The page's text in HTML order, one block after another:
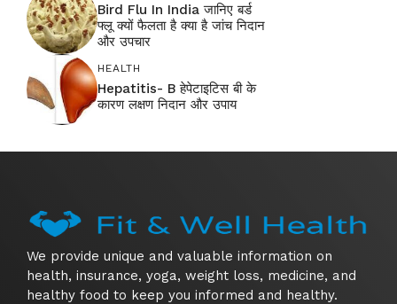
Bird Flu In India जानिए बर्ड
फ्लू क्यों फैलता है क्या है जांच निदान
और उपचार
HEALTH
Hepatitis- B हेपेटाइटिस बी के
कारण लक्षण निदान और उपाय
We provide unique and valuable information on
health, insurance, yoga, weight loss, medicine, and
healthy food to keep you informed and healthy.